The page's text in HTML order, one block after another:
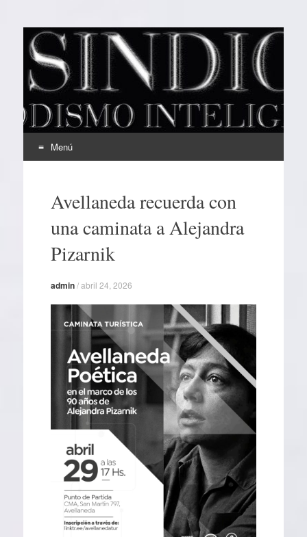
EL SINDICAL
Periodismo Inteligente
Menú
contenidoAvellaneda recuerda con
una caminata a Alejandra
Pizarnik
admin/abril 24, 2026